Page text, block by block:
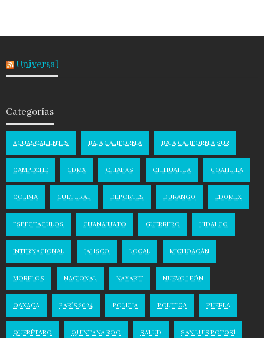
Universal
Categorías
AGUASCALIENTES BAJA CALIFORNIA BAJA CALIFORNIA SUR
CAMPECHE CDMX CHIAPAS CHIHUAHUA COAHUILA
COLIMA CULTURAL DEPORTES DURANGO EDOMEX
ESPECTACULOS GUANAJUATO GUERRERO HIDALGO
INTERNACIONAL JALISCO LOCAL MICHOACÁN
MORELOS NACIONAL NAYARIT NUEVO LEÓN
OAXACA PARÍS 2024 POLICIA POLITICA PUEBLA
QUERÉTARO QUINTANA ROO SALUD SAN LUIS POTOSÍ